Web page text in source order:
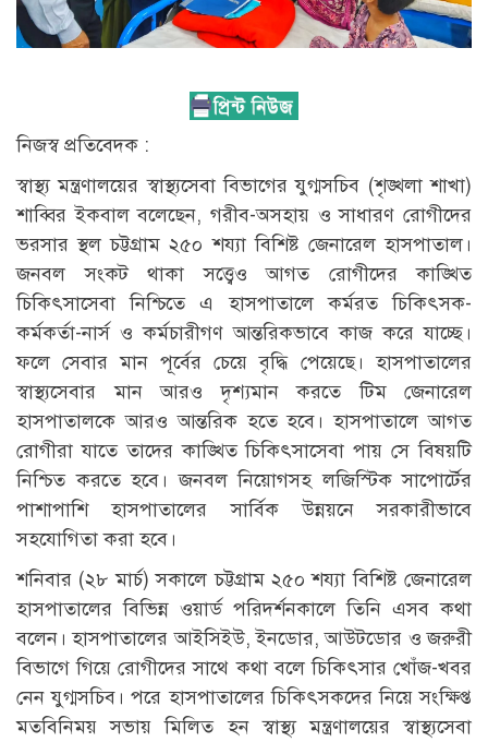
নিজস্ব প্রতিবেদক :
স্বাস্থ্য মন্ত্রণালয়ের স্বাস্থ্যসেবা বিভাগের যুগ্মসচিব (শৃঙ্খলা শাখা)
শাব্বির ইকবাল বলেছেন, গরীব-অসহায় ও সাধারণ রোগীদের
ভরসার স্থল চট্টগ্রাম ২৫০ শয্যা বিশিষ্ট জেনারেল হাসপাতাল।
জনবল সংকট থাকা সত্ত্বেও আগত রোগীদের কাঙ্খিত
চিকিৎসাসেবা নিশ্চিতে এ হাসপাতালে কর্মরত চিকিৎসক-
কর্মকর্তা-নার্স ও কর্মচারীগণ আন্তরিকভাবে কাজ করে যাচ্ছে।
ফলে সেবার মান পূর্বের চেয়ে বৃদ্ধি পেয়েছে। হাসপাতালের
স্বাস্থ্যসেবার মান আরও দৃশ্যমান করতে টিম জেনারেল
হাসপাতালকে আরও আন্তরিক হতে হবে। হাসপাতালে আগত
রোগীরা যাতে তাদের কাঙ্খিত চিকিৎসাসেবা পায় সে বিষয়টি
নিশ্চিত করতে হবে। জনবল নিয়োগসহ লজিস্টিক সাপোর্টের
পাশাপাশি হাসপাতালের সার্বিক উন্নয়নে সরকারীভাবে
সহযোগিতা করা হবে।
শনিবার (২৮ মার্চ) সকালে চট্টগ্রাম ২৫০ শয্যা বিশিষ্ট জেনারেল
হাসপাতালের বিভিন্ন ওয়ার্ড পরিদর্শনকালে তিনি এসব কথা
বলেন। হাসপাতালের আইসিইউ, ইনডোর, আউটডোর ও জরুরী
বিভাগে গিয়ে রোগীদের সাথে কথা বলে চিকিৎসার খোঁজ-খবর
নেন যুগ্মসচিব। পরে হাসপাতালের চিকিৎসকদের নিয়ে সংক্ষিপ্ত
মতবিনিময় সভায় মিলিত হন স্বাস্থ্য মন্ত্রণালয়ের স্বাস্থ্যসেবা